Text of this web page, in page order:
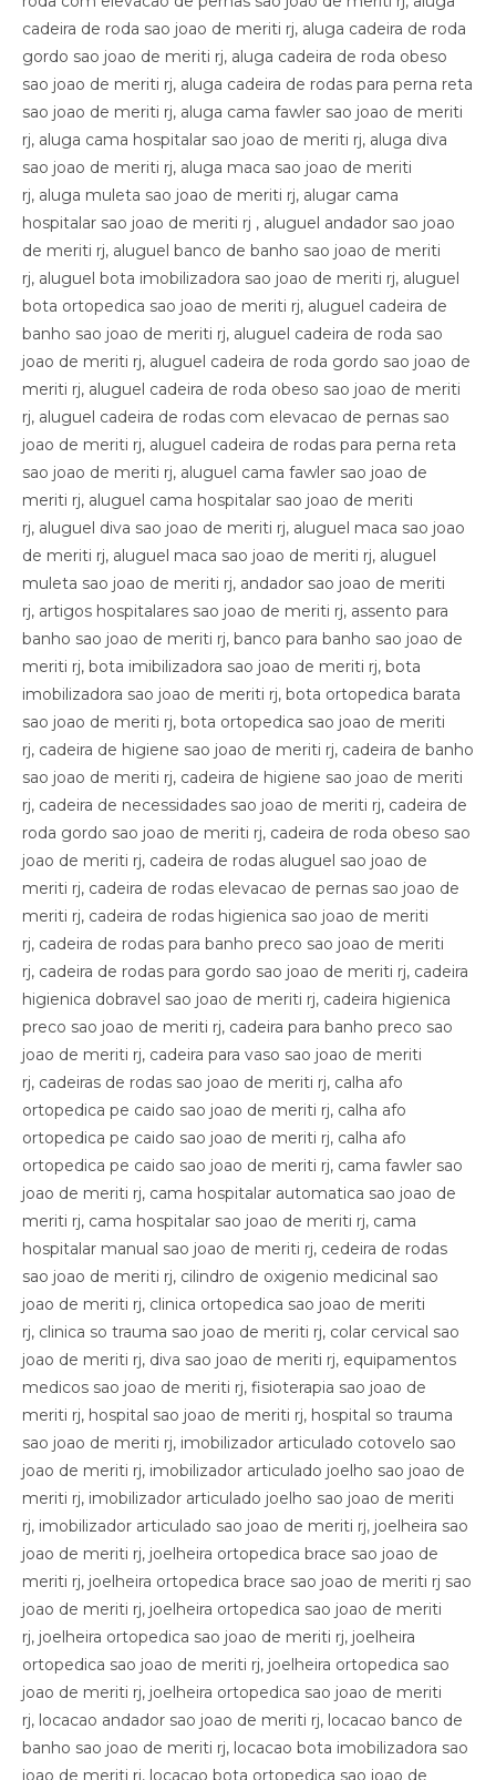
cadeira de roda sao joao de meriti rj, aluga cadeira de roda
gordo sao joao de meriti rj, aluga cadeira de roda obeso
sao joao de meriti rj, aluga cadeira de rodas para perna reta
sao joao de meriti rj, aluga cama fawler sao joao de meriti
rj, aluga cama hospitalar sao joao de meriti rj, aluga diva
sao joao de meriti rj, aluga maca sao joao de meriti
rj, aluga muleta sao joao de meriti rj, alugar cama
hospitalar sao joao de meriti rj , aluguel andador sao joao
de meriti rj, aluguel banco de banho sao joao de meriti
rj, aluguel bota imobilizadora sao joao de meriti rj, aluguel
bota ortopedica sao joao de meriti rj, aluguel cadeira de
banho sao joao de meriti rj, aluguel cadeira de roda sao
joao de meriti rj, aluguel cadeira de roda gordo sao joao de
meriti rj, aluguel cadeira de roda obeso sao joao de meriti
rj, aluguel cadeira de rodas com elevacao de pernas sao
joao de meriti rj, aluguel cadeira de rodas para perna reta
sao joao de meriti rj, aluguel cama fawler sao joao de
meriti rj, aluguel cama hospitalar sao joao de meriti
rj, aluguel diva sao joao de meriti rj, aluguel maca sao joao
de meriti rj, aluguel maca sao joao de meriti rj, aluguel
muleta sao joao de meriti rj, andador sao joao de meriti
rj, artigos hospitalares sao joao de meriti rj, assento para
banho sao joao de meriti rj, banco para banho sao joao de
meriti rj, bota imibilizadora sao joao de meriti rj, bota
imobilizadora sao joao de meriti rj, bota ortopedica barata
sao joao de meriti rj, bota ortopedica sao joao de meriti
rj, cadeira de higiene sao joao de meriti rj, cadeira de banho
sao joao de meriti rj, cadeira de higiene sao joao de meriti
rj, cadeira de necessidades sao joao de meriti rj, cadeira de
roda gordo sao joao de meriti rj, cadeira de roda obeso sao
joao de meriti rj, cadeira de rodas aluguel sao joao de
meriti rj, cadeira de rodas elevacao de pernas sao joao de
meriti rj, cadeira de rodas higienica sao joao de meriti
rj, cadeira de rodas para banho preco sao joao de meriti
rj, cadeira de rodas para gordo sao joao de meriti rj, cadeira
higienica dobravel sao joao de meriti rj, cadeira higienica
preco sao joao de meriti rj, cadeira para banho preco sao
joao de meriti rj, cadeira para vaso sao joao de meriti
rj, cadeiras de rodas sao joao de meriti rj, calha afo
ortopedica pe caido sao joao de meriti rj, calha afo
ortopedica pe caido sao joao de meriti rj, calha afo
ortopedica pe caido sao joao de meriti rj, cama fawler sao
joao de meriti rj, cama hospitalar automatica sao joao de
meriti rj, cama hospitalar sao joao de meriti rj, cama
hospitalar manual sao joao de meriti rj, cedeira de rodas
sao joao de meriti rj, cilindro de oxigenio medicinal sao
joao de meriti rj, clinica ortopedica sao joao de meriti
rj, clinica so trauma sao joao de meriti rj, colar cervical sao
joao de meriti rj, diva sao joao de meriti rj, equipamentos
medicos sao joao de meriti rj, fisioterapia sao joao de
meriti rj, hospital sao joao de meriti rj, hospital so trauma
sao joao de meriti rj, imobilizador articulado cotovelo sao
joao de meriti rj, imobilizador articulado joelho sao joao de
meriti rj, imobilizador articulado joelho sao joao de meriti
rj, imobilizador articulado sao joao de meriti rj, joelheira sao
joao de meriti rj, joelheira ortopedica brace sao joao de
meriti rj, joelheira ortopedica brace sao joao de meriti rj sao
joao de meriti rj, joelheira ortopedica sao joao de meriti
rj, joelheira ortopedica sao joao de meriti rj, joelheira
ortopedica sao joao de meriti rj, joelheira ortopedica sao
joao de meriti rj, joelheira ortopedica sao joao de meriti
rj, locacao andador sao joao de meriti rj, locacao banco de
banho sao joao de meriti rj, locacao bota imobilizadora sao
joao de meriti rj, locacao bota ortopedica sao joao de